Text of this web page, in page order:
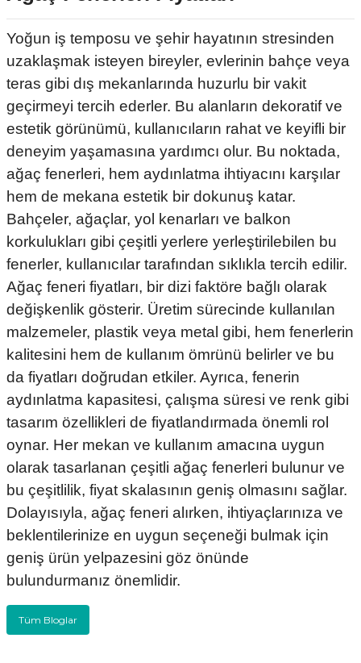
Yoğun iş temposu ve şehir hayatının stresinden
uzaklaşmak isteyen bireyler, evlerinin bahçe veya
teras gibi dış mekanlarında huzurlu bir vakit
geçirmeyi tercih ederler. Bu alanların dekoratif ve
estetik görünümü, kullanıcıların rahat ve keyifli bir
deneyim yaşamasına yardımcı olur. Bu noktada,
ağaç fenerleri, hem aydınlatma ihtiyacını karşılar
hem de mekana estetik bir dokunuş katar.
Bahçeler, ağaçlar, yol kenarları ve balkon
korkulukları gibi çeşitli yerlere yerleştirilebilen bu
fenerler, kullanıcılar tarafından sıklıkla tercih edilir.
Ağaç feneri fiyatları, bir dizi faktöre bağlı olarak
değişkenlik gösterir. Üretim sürecinde kullanılan
malzemeler, plastik veya metal gibi, hem fenerlerin
kalitesini hem de kullanım ömrünü belirler ve bu
da fiyatları doğrudan etkiler. Ayrıca, fenerin
aydınlatma kapasitesi, çalışma süresi ve renk gibi
tasarım özellikleri de fiyatlandırmada önemli rol
oynar. Her mekan ve kullanım amacına uygun
olarak tasarlanan çeşitli ağaç fenerleri bulunur ve
bu çeşitlilik, fiyat skalasının geniş olmasını sağlar.
Dolayısıyla, ağaç feneri alırken, ihtiyaçlarınıza ve
beklentilerinize en uygun seçeneği bulmak için
geniş ürün yelpazesini göz önünde
bulundurmanız önemlidir.
Tüm Bloglar